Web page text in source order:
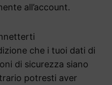
all’account.
che i tuoi dati di
di sicurezza siano
potresti aver